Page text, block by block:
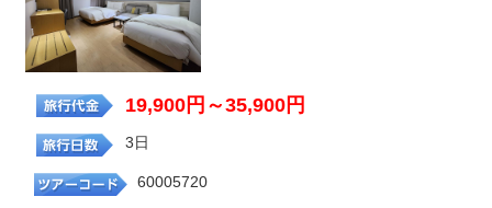
19,900円～35,900円
3日
60005720